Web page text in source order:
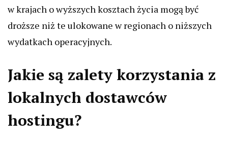
w krajach o wyższych kosztach życia mogą być
droższe niż te ulokowane w regionach o niższych
wydatkach operacyjnych.
Jakie są zalety korzystania z
lokalnych dostawców
hostingu?